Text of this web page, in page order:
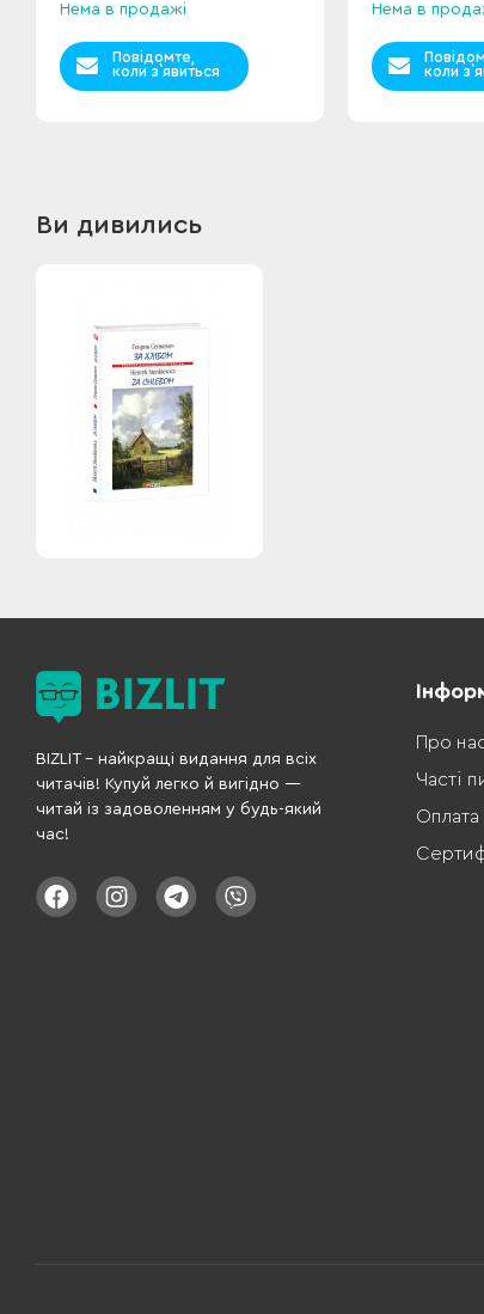
Нема в продажі
Повідомте,
коли з`явиться
Нема в
коли
Ви дивились
BIZLIT – найкращі видання для всіх
читачів! Купуй легко й вигідно —
читай із задоволенням у будь-який
час!
Про
Часті
Оплата